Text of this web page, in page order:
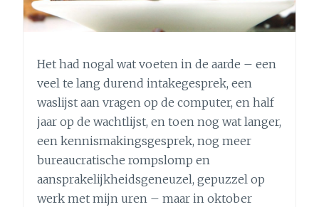
Het had nogal wat voeten in de aarde – een
veel te lang durend intakegesprek, een
waslijst aan vragen op de computer, en half
jaar op de wachtlijst, en toen nog wat langer,
een kennismakingsgesprek, nog meer
bureaucratische rompslomp en
aansprakelijkheidsgeneuzel, gepuzzel op
werk met mijn uren – maar in oktober